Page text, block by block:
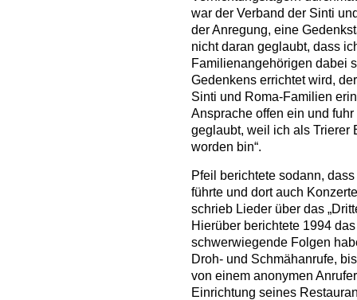
war der Verband der Sinti
der Anregung, eine
nicht daran geglaubt, dass
Familienangehörigen dabei
Gedenkens errichtet wird,
Sinti und Roma-Familien
Ansprache offen ein und
geglaubt, weil ich als Trierer
worden bin“.
Pfeil berichtete sodann,
führte und dort auch
schrieb Lieder über das
Hierüber berichtete 1994
schwerwiegende Folgen
Droh- und Schmähanrufe,
von einem anonymen
Einrichtung seines